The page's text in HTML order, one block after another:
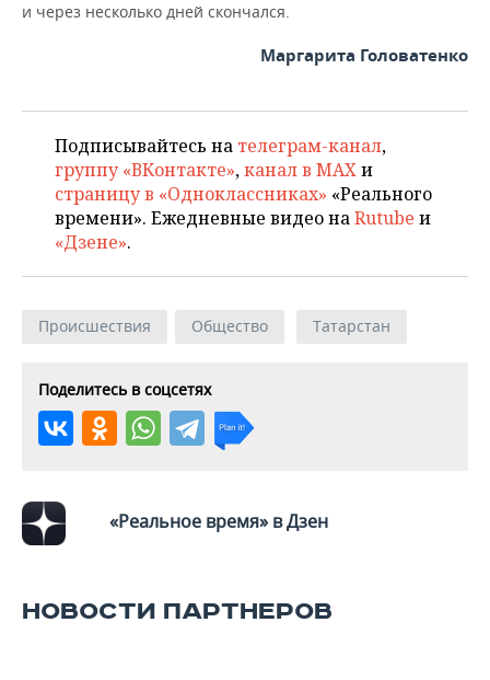
и через несколько дней скончался.
Маргарита Головатенко
Подписывайтесь на телеграм-канал,
группу «ВКонтакте»,канал в MAXи
страницу в «Одноклассниках» «Реального
времени». Ежедневные видео наRutube и
«Дзене».
Происшествия Общество Татарстан
Поделитесь в соцсетях
«Реальное время» в Дзен
НОВОСТИ ПАРТНЕРОВ